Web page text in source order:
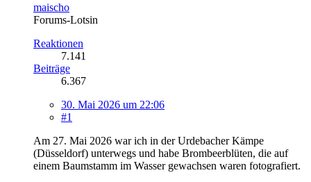
maischo
Forums-Lotsin
Reaktionen
7.141
Beiträge
6.367
30. Mai 2026 um 22:06
#1
Am 27. Mai 2026 war ich in der Urdebacher Kämpe
(Düsseldorf) unterwegs und habe Brombeerblüten, die auf
einem Baumstamm im Wasser gewachsen waren fotografiert.